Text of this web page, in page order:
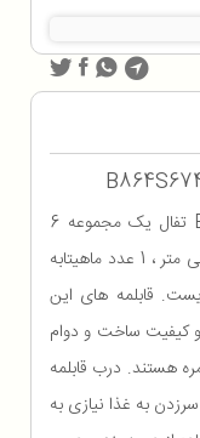
سرویس قابلمه Intuition مدل B864S674 تفال یک مجموعه 6
پارچه شامل 2 عدد قابلمه سایز 20 و 24 سانتی متر ، 1 عدد ماهیتابه
شیشه ایست. قابلمه های این
کیفیت ساخت و دوام
هستند. درب قابلمه
به غذا نیازی به